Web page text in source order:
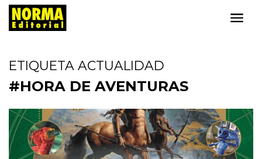
ETIQUETA ACTUALIDAD
#HORA DE AVENTURAS